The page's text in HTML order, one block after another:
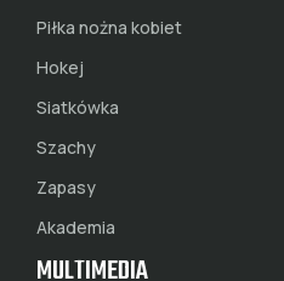
Piłka nożna kobiet
Hokej
Siatkówka
Szachy
Zapasy
Akademia
MULTIMEDIA